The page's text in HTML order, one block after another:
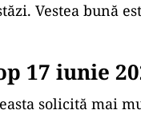
Vestea bună
17 iunie
solicită mai